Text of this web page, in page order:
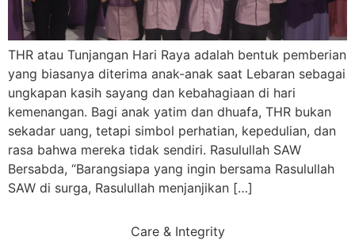
THR atau Tunjangan Hari Raya adalah bentuk pemberian
yang biasanya diterima anak-anak saat Lebaran sebagai
ungkapan kasih sayang dan kebahagiaan di hari
kemenangan. Bagi anak yatim dan dhuafa, THR bukan
sekadar uang, tetapi simbol perhatian, kepedulian, dan
rasa bahwa mereka tidak sendiri. Rasulullah SAW
Bersabda, “Barangsiapa yang ingin bersama Rasulullah
SAW di surga, Rasulullah menjanjikan […]
Care & Integrity